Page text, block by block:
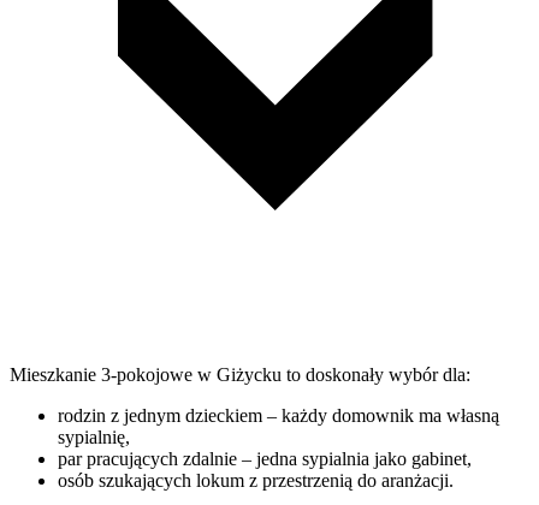
Mieszkanie 3-pokojowe w Giżycku to doskonały wybór dla:
rodzin z jednym dzieckiem – każdy domownik ma własną
sypialnię,
par pracujących zdalnie – jedna sypialnia jako gabinet,
osób szukających lokum z przestrzenią do aranżacji.